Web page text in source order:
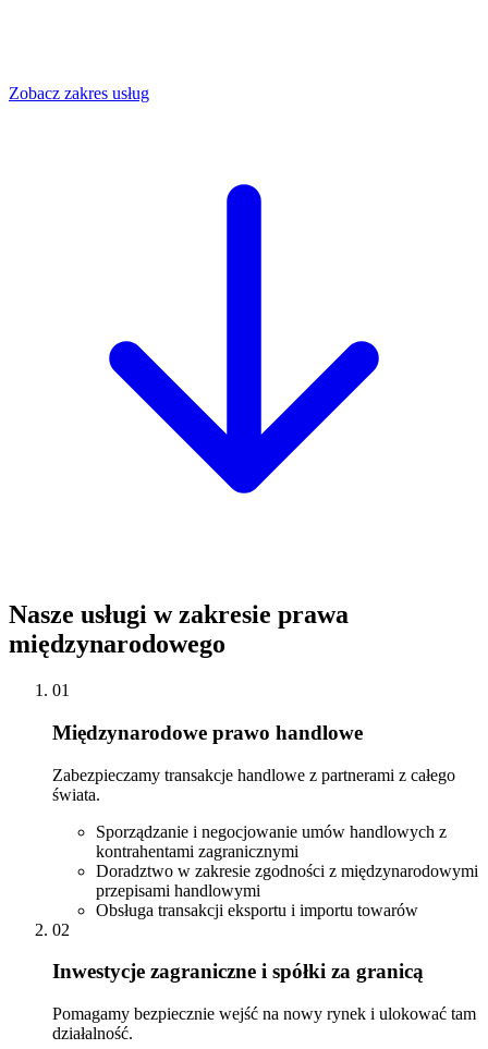
Zobacz zakres usług
Nasze usługi w zakresie prawa
międzynarodowego
01
Międzynarodowe prawo handlowe
Zabezpieczamy transakcje handlowe z partnerami z całego
świata.
Sporządzanie i negocjowanie umów handlowych z
kontrahentami zagranicznymi
Doradztwo w zakresie zgodności z międzynarodowymi
przepisami handlowymi
Obsługa transakcji eksportu i importu towarów
02
Inwestycje zagraniczne i spółki za granicą
Pomagamy bezpiecznie wejść na nowy rynek i ulokować tam
działalność.